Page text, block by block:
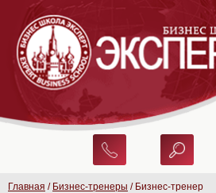
Главная / Бизнес-тренеры / Бизнес-тренер